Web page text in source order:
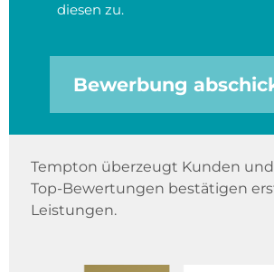
diesen zu.
Bewerbung
Tempton überzeugt Kunden
Top-Bewertungen bestätigen
Leistungen.